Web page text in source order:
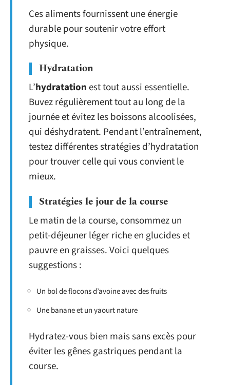
Ces aliments fournissent une énergie
durable pour soutenir votre effort
physique.
Hydratation
L’hydratationest tout aussi essentielle.
Buvez régulièrement tout au long de la
journée et évitez les boissons alcoolisées,
qui déshydratent. Pendant l’entraînement,
testez différentes stratégies d’hydratation
pour trouver celle qui vous convient le
mieux.
Stratégies le jour de la course
Le matin de la course, consommez un
petit-déjeuner léger riche en glucides et
pauvre en graisses. Voici quelques
suggestions :
Un bol de flocons d’avoine avec des fruits
Une banane et un yaourt nature
Hydratez-vous bien mais sans excès pour
éviter les gênes gastriques pendant la
course.